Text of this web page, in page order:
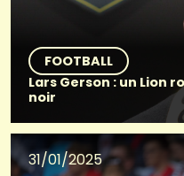
FOOTBALL
Lars Gerson : un Lion
noir
31/01/2025